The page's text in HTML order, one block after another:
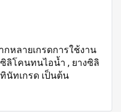
กหลายเกรดการใช้งาน
ลิโคนทนไอน้ำ , ยางซิลิ
นัทเกรด เป็นต้น